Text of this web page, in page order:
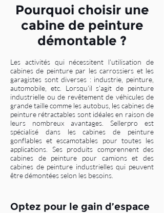
Pourquoi choisir une
cabine de peinture
démontable ?
Les activités qui nécessitent l'utilisation de
cabines de peinture par les carrossiers et les
garagistes sont diverses : industrie, peinture,
automobile, etc. Lorsqu'il s'agit de peinture
industrielle ou de revêtement de véhicules de
grande taille comme les autobus, les cabines de
peinture rétractables sont idéales en raison de
leurs nombreux avantages. Sellerpro est
spécialisé dans les cabines de peinture
gonflables et escamotables pour toutes les
applications. Ses produits comprennent des
cabines de peinture pour camions et des
cabines de peinture industrielles qui peuvent
être démontées selon les besoins.
Optez pour le gain d’espace